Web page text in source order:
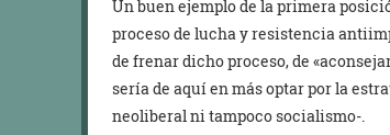
Un buen ejemplo de la primera
proceso de lucha y resistencia
de frenar dicho proceso, de
sería de aquí en más optar por la
neoliberal ni tampoco socialismo-.